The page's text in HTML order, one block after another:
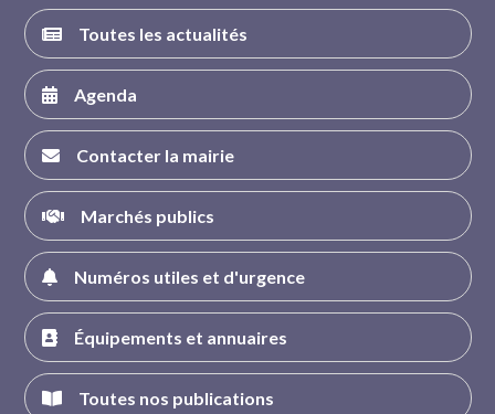
Toutes les actualités
Agenda
Contacter la mairie
Marchés publics
Numéros utiles et d'urgence
Équipements et annuaires
Toutes nos publications